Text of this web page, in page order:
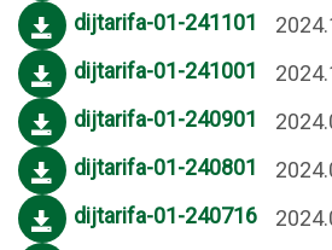
dijtarifa-01-241101
dijtarifa-01-241001
dijtarifa-01-240901
dijtarifa-01-240801
dijtarifa-01-240716